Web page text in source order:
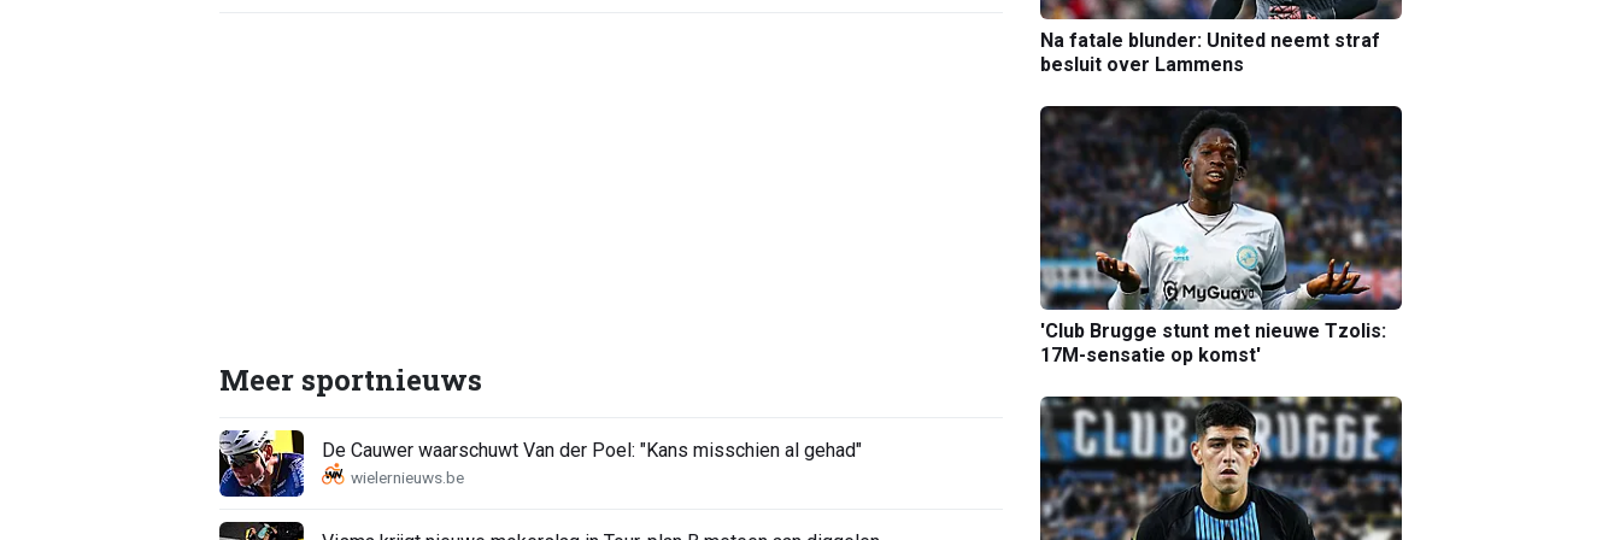
Meer sportnieuws
De Cauwer waarschuwt Van der Poel: "Kans misschien al gehad"
Na fatale blunder: United neemt straf
besluit over Lammens
'Club Brugge stunt met nieuwe Tzolis:
17M-sensatie op komst'